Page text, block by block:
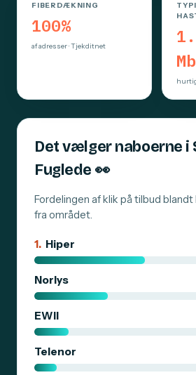
FIBERDÆKNING
100%
af adresser · Tjekditnet
Det vælger naboerne i
Fuglede 👀
Fordelingen af klik på tilbud
fra området.
1. Hiper
Norlys
EWII
Telenor